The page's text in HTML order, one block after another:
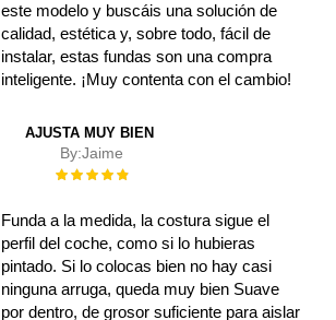
este modelo y buscáis una solución de
calidad, estética y, sobre todo, fácil de
instalar, estas fundas son una compra
inteligente. ¡Muy contenta con el cambio!
AJUSTA MUY BIEN
By:Jaime
Rating:
Funda a la medida, la costura sigue el
perfil del coche, como si lo hubieras
pintado. Si lo colocas bien no hay casi
ninguna arruga, queda muy bien Suave
por dentro, de grosor suficiente para aislar